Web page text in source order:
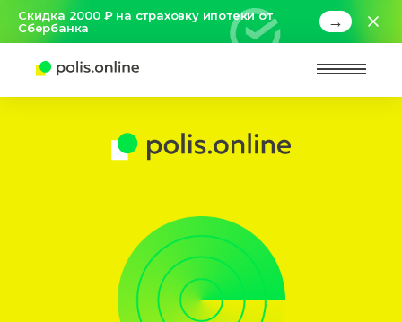
Скидка 2000 ₽ на страховку ипотеки от
Сбербанка
→